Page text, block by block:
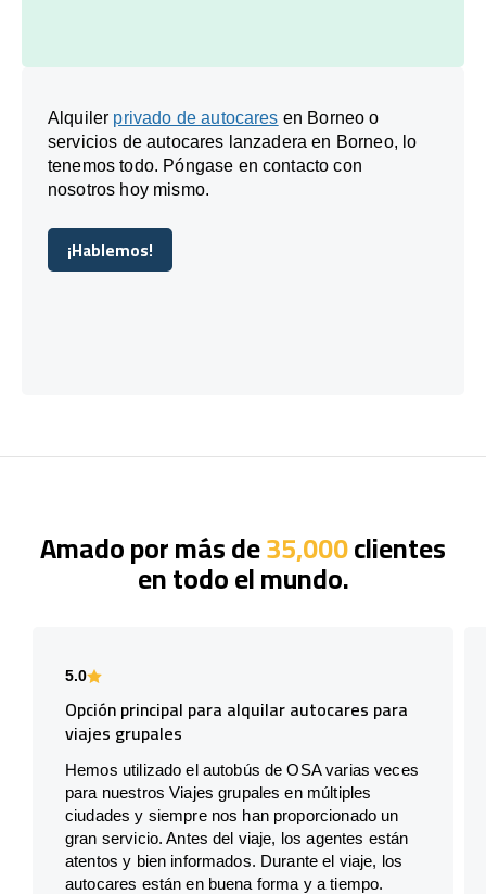
Alquiler privado de autocares en Borneo o
servicios de autocares lanzadera en Borneo, lo
tenemos todo. Póngase en contacto con
nosotros hoy mismo.
¡Hablemos!
¡Hablemos!
Amado por más de35,000clientes
en todo el mundo.
5.0
Opción principal para alquilar autocares para
viajes grupales
Hemos utilizado el autobús de OSA varias veces
para nuestros Viajes grupales en múltiples
ciudades y siempre nos han proporcionado un
gran servicio. Antes del viaje, los agentes están
atentos y bien informados. Durante el viaje, los
autocares están en buena forma y a tiempo.